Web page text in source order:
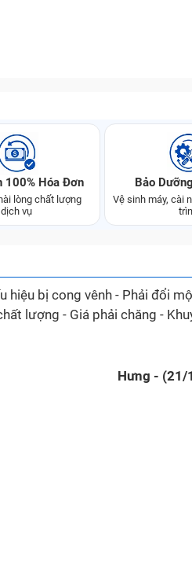
100% Hóa Đơn
lòng chất lượng
dịch vụ
Bảo
Vệ sinh máy, cài
hiệu bị cong vênh - Phải đổi
lượng - Giá phải chăng -
Hưng - (21/